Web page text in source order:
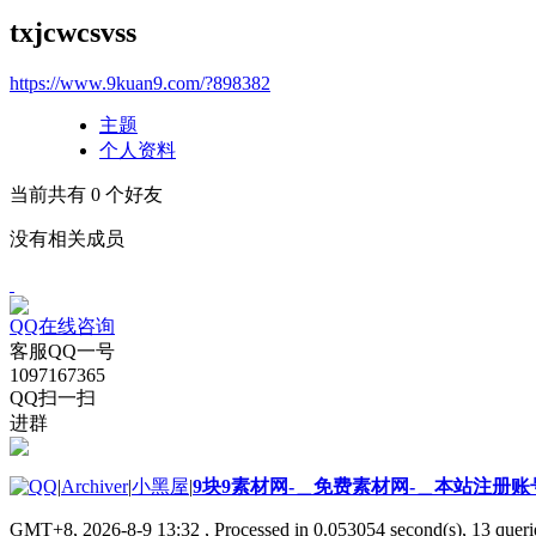
txjcwcsvss
https://www.9kuan9.com/?898382
主题
个人资料
当前共有 0 个好友
没有相关成员
QQ在线咨询
客服QQ一号
1097167365
QQ扫一扫
进群
|Archiver|小黑屋|9块9素材网-＿免费素材网-＿本站注册账
GMT+8, 2026-8-9 13:32 , Processed in 0.053054 second(s), 13